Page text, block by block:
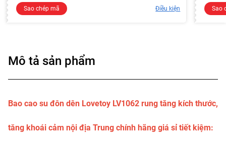
Sao chép mã Điều kiện Sao
Mô tả sản phẩm
Bao cao su đôn dên Lovetoy LV1062 rung tăng kích thước,
tăng khoái cảm nội địa Trung chính hãng giá sỉ tiết kiệm: